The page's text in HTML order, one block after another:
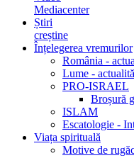
Mediacenter
Știri
creștine
Înțelegerea vremurilor
România -
Lume -
PRO-ISRAEL
Broșură
ISLAM
Escatologie -
Viața spirituală
Motive de